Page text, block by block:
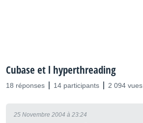
Cubase et l hyperthreading
18 réponses 14 participants 2 094 vues
25 Novembre 2004 à 23:24